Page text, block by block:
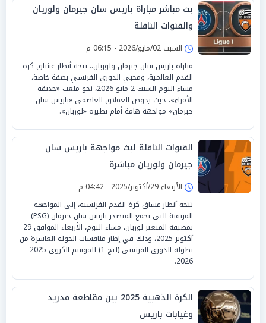
بث مباشر مباراة باريس سان جيرمان ولوريان
والقنوات الناقلة
السبت 02/مايو/2026 - 06:15 م
مباراة باريس سان جيرمان ولوريان.. تتجه أنظار عشاق كرة
القدم العالمية، ومحبي الدوري الفرنسي بصفة خاصة،
مساء اليوم السبت 2 مايو 2026، نحو ملعب «حديقة
الأمراء»، حيث يخوض العملاق العاصمي «باريس سان
جيرمان» مواجهة هامة أمام نظيره «لوريان».
القنوات الناقلة لبث مواجهة باريس سان
جيرمان ولوريان مباشرة
الأربعاء 29/أكتوبر/2025 - 04:42 م
تتجه أنظار عشاق كرة القدم الفرنسية، إلى المواجهة
المرتقبة التي تجمع المتصدر باريس سان جيرمان (PSG)
بمضيفه المتعثر لوريان، مساء اليوم، الأربعاء الموافق 29
أكتوبر 2025، وذلك في إطار منافسات الجولة العاشرة من
بطولة الدوري الفرنسي (ليج 1) للموسم الكروي 2025-
2026.
الكرة الذهبية 2025 بين مقاطعة مدريد
وغيابات باريس